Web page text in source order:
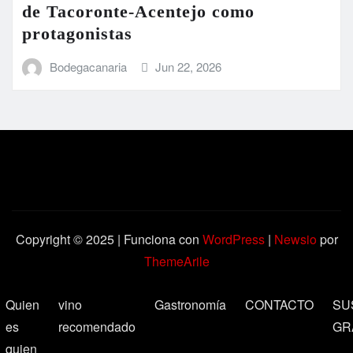
de Tacoronte-Acentejo como
protagonistas
Bodegacanaria Jun 22, 2026
Copyright © 2025 | Funciona con WordPress | Newsiopor
ThemeArile
Quien
es
quien
vino
recomendado
Gastronomía CONTACTO